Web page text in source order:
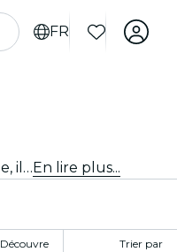
FR
Plonge dans un monde de plaisir et de divertissement avec les meilleurs jeux de Munich. Des jeux de société aux expériences de réalité virtuelle, il y en a pour tous les goûts.En lire plus...
Découvre Trier par